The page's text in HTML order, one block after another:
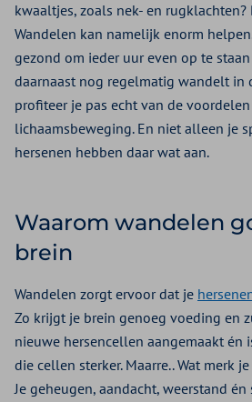
kwaaltjes, zoals nek- en
Wandelen kan namelijk enorm
gezond om ieder uur even op te staan
daarnaast nog regelmatig wandelt in
profiteer je pas echt van de
lichaamsbeweging. En niet alleen je
hersenen hebben daar wat aan.
Waarom wandelen
brein
Wandelen zorgt ervoor dat je
Zo krijgt je brein genoeg voeding en
nieuwe hersencellen aangemaakt én
die cellen sterker. Maarre.. Wat merk
Je geheugen, aandacht, weerstand